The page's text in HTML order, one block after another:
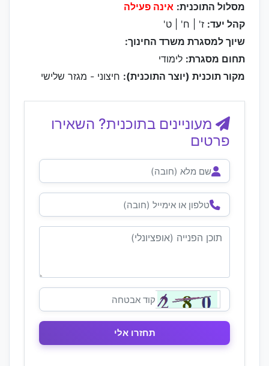
מסלול התוכנית: אינה פעילה
קהל יעד: ז' | ח' | ט'
שיוך למסגרת משרד החינוך:
תחום מסגרת: לימודי
מקור תוכנית (יוצר התוכנית): חיצוני - מגזר שלישי
מעוניינים בתוכנית? השאירו
פרטים